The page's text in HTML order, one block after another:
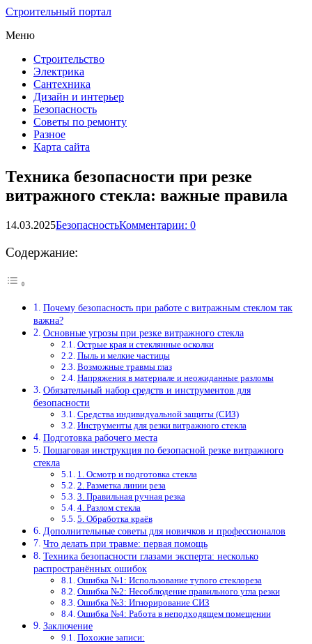
Строительный портал
Меню
Строительство
Электрика
Сантехника
Дизайн и интерьер
Безопасность
Советы по ремонту
Разное
Карта сайта
Техника безопасности при резке
витражного стекла: важные правила
14.03.2025БезопасностьКомментарии: 0
Содержание:
Почему безопасность при работе с витражным стеклом так
важна?
Основные угрозы при резке витражного стекла
Острые края и стеклянные осколки
Пыль и мелкие частицы
Возможные травмы глаз
Напряжения в материале и неожиданные разломы
Обязательный набор средств и инструментов для
безопасности
Средства индивидуальной защиты (СИЗ)
Инструменты для резки витражного стекла
Подготовка рабочего места
Пошаговая инструкция по безопасной резке витражного
стекла
1. Осмотр и подготовка стекла
2. Разметка линии реза
3. Правильная ручная резка
4. Разлом стекла
5. Обработка краёв
Дополнительные советы для новичков и профессионалов
Что делать при травме: первая помощь
Техника безопасности глазами эксперта: несколько
распространённых ошибок
Ошибка №1: Использование тупого стеклореза
Ошибка №2: Несоблюдение правильного угла резки
Ошибка №3: Игнорирование СИЗ
Ошибка №4: Работа в неподходящем помещении
Заключение
Похожие записи: